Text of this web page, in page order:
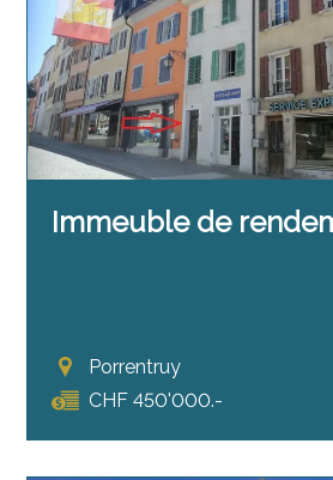
Immeuble de
Porrentruy
CHF 450'000.-